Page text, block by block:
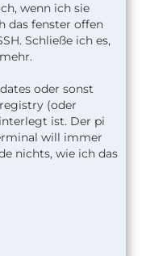
wenn ich sie
das fenster offen
Schließe ich es,
oder sonst
(oder
ist. Der pi
will immer
nichts, wie ich das